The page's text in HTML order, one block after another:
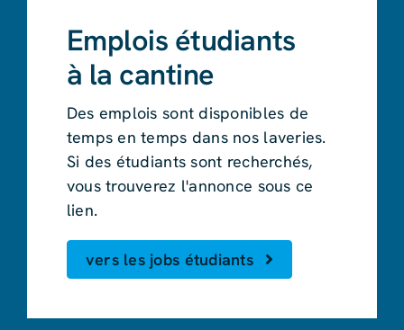
Emplois étudiants
à la cantine
Des emplois sont disponibles de
temps en temps dans nos laveries.
Si des étudiants sont recherchés,
vous trouverez l'annonce sous ce
lien.
vers les jobs étudiants